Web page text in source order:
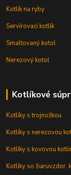
Kotlík na ryby
Servírovací kotlík
Smaltovaný kotol
Nerezový kotol
Kotlíkové
Kotlíky s trojnožkou
Kotlíky s nerezovou
Kotlíky s kovovou
Kotlíky so žiaruvzdor.